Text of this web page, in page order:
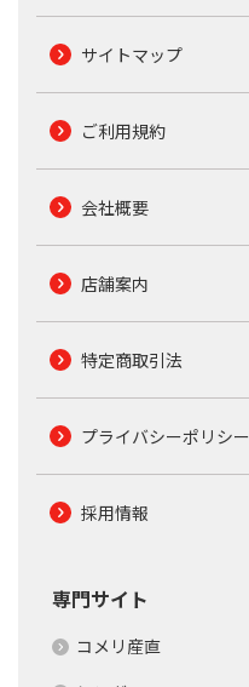
サイトマップ
ご利用規約
会社概要
店舗案内
特定商取引法
プライバシーポリシー
採用情報
専門サイト
コメリ産直